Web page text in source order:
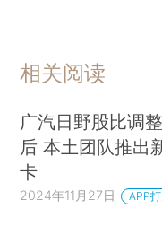
相关阅读
广汽日野股比调
后 本土团队推出
卡
2024年11月27日 APP